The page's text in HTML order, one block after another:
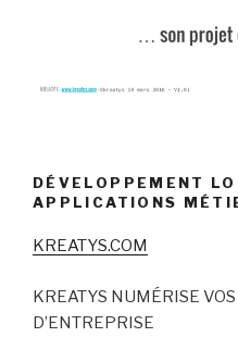
DÉVELOPPEMENT
APPLICATIONS
KREATYS.COM
KREATYS NUMÉRISE
D’ENTREPRISE